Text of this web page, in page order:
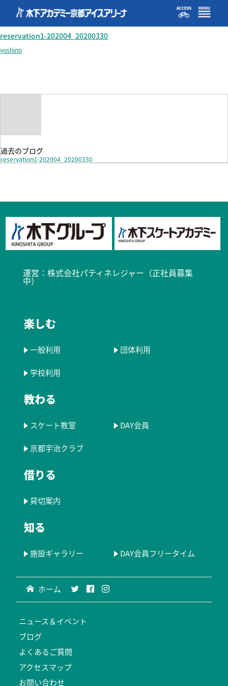
reservation1-202004_20200330
reservation1-202004_20200330
yoshino
過去のブログ
reservation1-202004_20200330
運営： 株式会社パティネレジャー（正社員募集
中）​
楽しむ
一般利用 団体利用
学校利用
教わる
スケート教室 DAY会員
京都宇治クラブ
借りる
貸切案内
知る
施設ギャラリー DAY会員フリータイム
ホーム
ニュース＆イベント
ブログ
よくあるご質問
アクセスマップ
お問い合わせ